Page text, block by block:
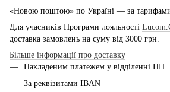
«Новою поштою» по Україні — за тарифами
Для учасників Програми лояльності
доставка замовлень на суму від 3000 грн.
Більше інформації про доставку
Накладеним платежем у відділенні НП
За реквізитами IBAN